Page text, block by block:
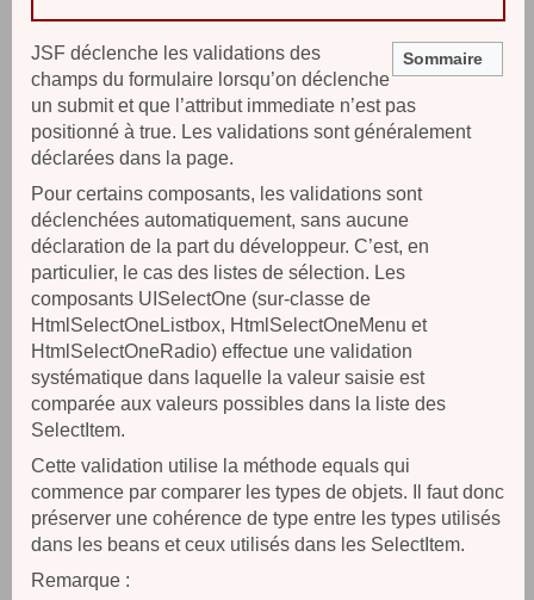
Sommaire
JSF déclenche les validations des
champs du formulaire lorsqu’on déclenche
un submit et que l’attribut immediate n’est pas
positionné à true. Les validations sont généralement
déclarées dans la page.
Pour certains composants, les validations sont
déclenchées automatiquement, sans aucune
déclaration de la part du développeur. C’est, en
particulier, le cas des listes de sélection. Les
composants UISelectOne (sur-classe de
HtmlSelectOneListbox, HtmlSelectOneMenu et
HtmlSelectOneRadio) effectue une validation
systématique dans laquelle la valeur saisie est
comparée aux valeurs possibles dans la liste des
SelectItem.
Cette validation utilise la méthode equals qui
commence par comparer les types de objets. Il faut donc
préserver une cohérence de type entre les types utilisés
dans les beans et ceux utilisés dans les SelectItem.
Remarque :